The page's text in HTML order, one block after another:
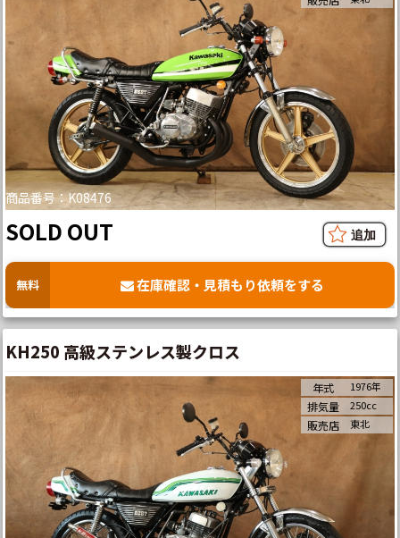
商品番号：K08476
SOLD OUT
無料 在庫確認・見積もり依頼をする
KH250 高級ステンレス製クロス
年式 1976年
排気量 250cc
販売店 東北